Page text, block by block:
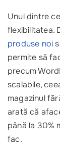
Unul dintre
flexibilitatea.
produse noi
permite să
precum
scalabile,
magazinul
arată că
până la 30%
fac.